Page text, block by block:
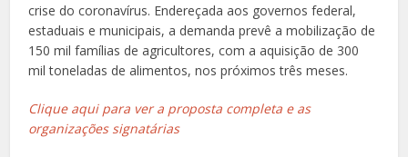
crise do coronavírus. Endereçada aos governos federal,
estaduais e municipais, a demanda prevê a mobilização de
150 mil famílias de agricultores, com a aquisição de 300
mil toneladas de alimentos, nos próximos três meses.
Clique aqui para ver a proposta completa e as
organizações signatárias